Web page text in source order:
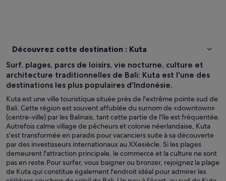
Découvrez cette destination : Kuta
Surf, plages, parcs de loisirs, vie nocturne, culture et
architecture traditionnelles de Bali: Kuta est l'une des
destinations les plus populaires d'Indonésie.
Kuta est une ville touristique située près de l'extrême pointe sud de
Bali. Cette région est souvent affublée du surnom de «downtown»
(centre-ville) par les Balinais, tant cette partie de l'île est fréquentée.
Autrefois calme village de pêcheurs et colonie néerlandaise, Kuta
s'est transformée en paradis pour vacanciers suite à sa découverte
par des investisseurs internationaux au XXesiècle. Si les plages
demeurent l'attraction principale, le commerce et la culture ne sont
pas en reste.Pour surfer, vous baigner ou bronzer, rejoignez la plage
de Kuta qui constitue également l'endroit idéal pour admirer les